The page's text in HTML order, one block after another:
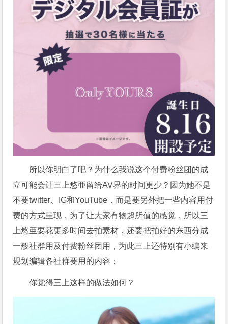
所以你明白了吧？为什么我说这个付费粉丝团的成
立可能会让三上悠亜留给AV界的时间更少？因为她不是
不要twitter、IG和YouTube，而是要另外把一些内容用付
费的方式呈现，为了让大家有物超所值的感觉，所以三
上悠亜要花更多时间去拍素材，还要把拍好的东西分成
一般社群用及付费粉丝团用，为此三上还特别有小编来
规划编辑各社群要用的内容：
你觉得三上这样的做法如何？